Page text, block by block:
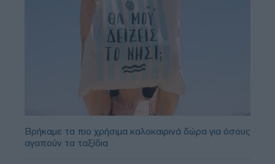
Βρήκαμε τα πιο χρήσιμα καλοκαιρινά δώρα για όσους
αγαπούν τα ταξίδια